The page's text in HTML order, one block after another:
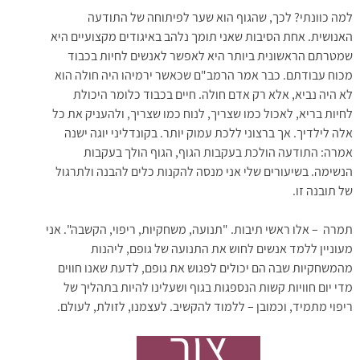
למה כוונתי? לכך, שהגוף הוא שער לפיתוחה של התודעה
האנושית. אחת הסיבות שאני תומך נלהב באיגודים מקצועיים היא
שמטרתם הראשונית ביותר היא לאפשר לאנשים לחיות בכבוד
מכוח עבודתם. כבר אמר הרמב"ם שכאשר ירמיהו היה חולה הוא
לא היה נביא, אלא רק אדם חולה. חיים בכבוד כלומר היכולת
לחיות בריא, לאכול כמו שצריך, לנוח כמו שצריך, ולהעניק את כל
אלה לילדיך. אך ברצוני ללכת עמוק יותר. בקונדליני יוגה ישנה
אמרה: התודעה הולכת בעקבות הגוף, הגוף הולך בעקבות
הנשימה. בשיעורים שלי אני מנסה להקנות כלים להבנה ולתרגול
של תובנה זו.
תמרה – אלו ראשי תיבות. "תנועה, משחקיות, ריפוי, הקשבה". אני
מעוניין ללמד אנשים לחוש את התנועה של גופם, ליהנות
מהמשחקיות שבה הם יכולים לפגוש את גופם, לדעת שאנו חווים
מדי יום חוויות קשות הנספגות בגוף ושעלינו להיות בתהליך של
ריפוי מתמיד, וכמובן – ללמוד להקשיב. לעצמנו, לזולת, לעולם.